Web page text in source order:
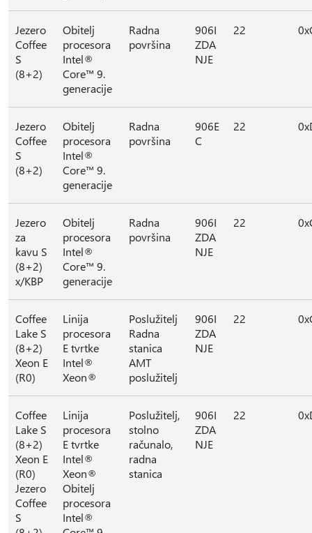
Jezero
Coffee
S
(8+2)
Obitelj
procesora
Intel®
Core™ 9.
generacije
Radna
površina
906I
ZDA
NJE
22
Jezero
Coffee
S
(8+2)
Obitelj
procesora
Intel®
Core™ 9.
generacije
Radna
površina
906E
C
22
Jezero
za
kavu S
(8+2)
x/KBP
Obitelj
procesora
Intel®
Core™ 9.
generacije
Radna
površina
906I
ZDA
NJE
22
Coffee
Lake S
(8+2)
Xeon E
(R0)
Linija
procesora
E tvrtke
Intel®
Xeon®
Poslužitelj
Radna
stanica
AMT
poslužitelj
906I
ZDA
NJE
22
Coffee
Lake S
(8+2)
Xeon E
(R0)
Jezero
Coffee
S
Linija
procesora
E tvrtke
Intel®
Xeon®
Obitelj
procesora
Intel®
Poslužitelj,
stolno
računalo,
radna
stanica
906I
ZDA
NJE
22